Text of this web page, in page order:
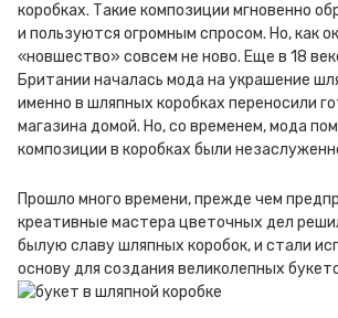
коробках. Такие композиции мгновенно
и пользуются огромным спросом. Но, как
«новшество» совсем не ново. Еще в 18
Британии началась мода на украшение
именно в шляпных коробках переносили
магазина домой. Но, со временем, мода
композиции в коробках были
Прошло много времени, прежде чем
креативные мастера цветочных дел
былую славу шляпных коробок, и стали
основу для создания великолепных